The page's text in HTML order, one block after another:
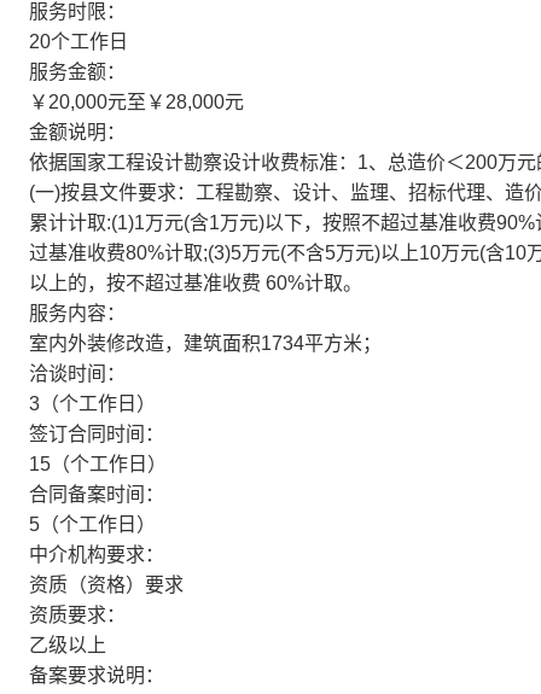
服务时限：
20个工作日
服务金额：
￥20,000元至￥28,000元
金额说明：
依据国家工程设计勘察设计收费标准：1、总造价＜200万
(一)按县文件要求：工程勘察、设计、监理、招标代理、造
累计计取:(1)1万元(含1万元)以下，按照不超过基准收费
过基准收费80%计取;(3)5万元(不含5万元)以上10万元(含
以上的，按不超过基准收费 60%计取。
服务内容：
室内外装修改造，建筑面积1734平方米；
洽谈时间：
3（个工作日）
签订合同时间：
15（个工作日）
合同备案时间：
5（个工作日）
中介机构要求：
资质（资格）要求
资质要求：
乙级以上
备案要求说明：